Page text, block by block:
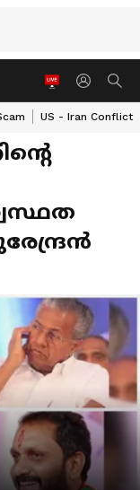
US - Iran Conflict